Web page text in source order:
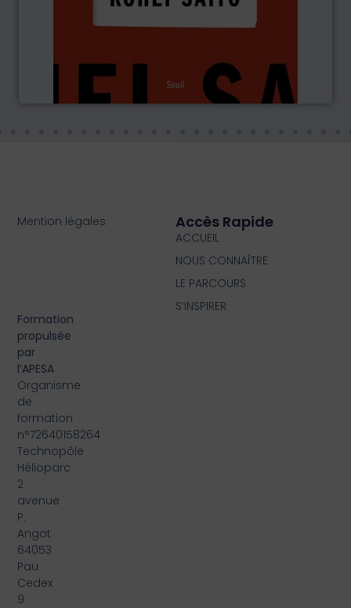
Formation
propulsée
par
l’APESA
Organisme
de
formation
n°72640158264
Technopôle
Hélioparc
2
avenue
P.
Angot
64053
Pau
Cedex
9
Accès Rapide
ACCUEIL
NOUS CONNAÎTRE
LE PARCOURS
S’INSPIRER
Mention légales